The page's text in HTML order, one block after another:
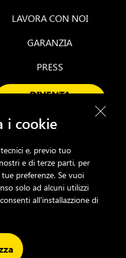
LAVORA CON NOI
GARANZIA
PRESS
DIVENTA
LINKEDIN YOUTUBE
i cookie
e, previo tuo
e di terze parti, per
preferenze. Se vuoi
solo ad alcuni utilizzi
all'installazzione di